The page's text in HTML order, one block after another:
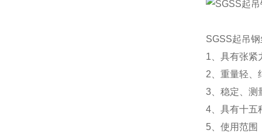
SGSS起吊
1、具有张紧
2、重量轻、
3、稳定、测
4、具有十五
5、使用范围